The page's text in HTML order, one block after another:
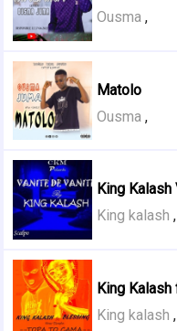
Ousma ,
Matolo
Ousma ,
King
King kalash ,
King Kalash
King kalash ,